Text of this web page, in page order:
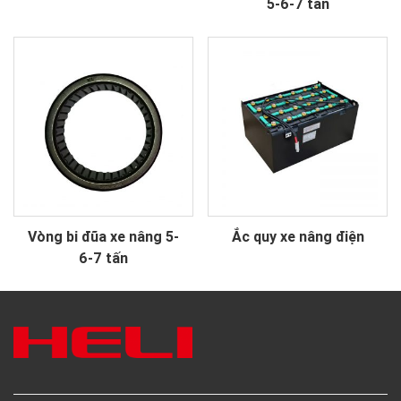
5-6-7 tấn
Vòng bi đũa xe nâng 5-
6-7 tấn
Ắc quy xe nâng điện